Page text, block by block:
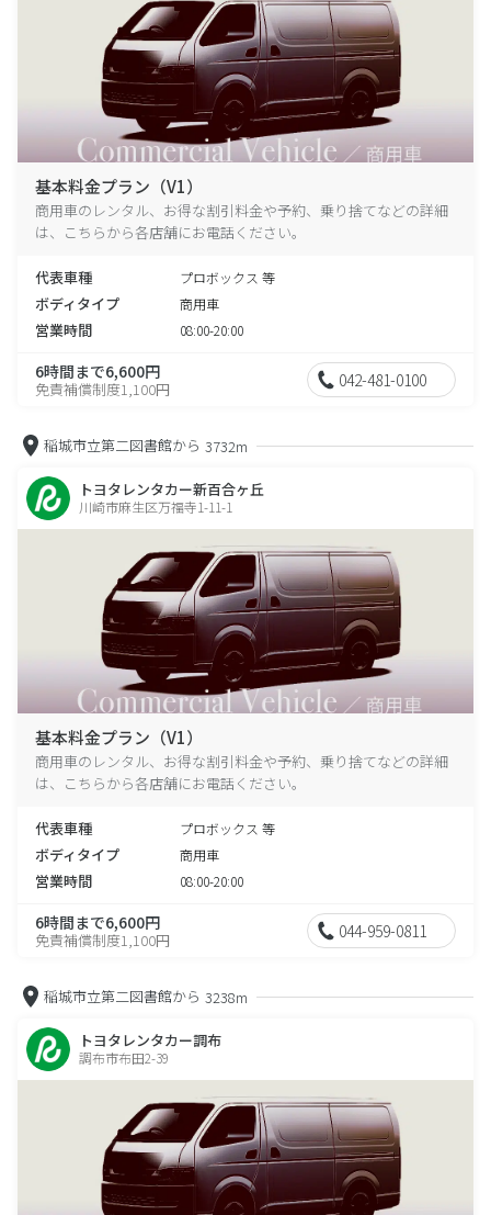
基本料金プラン（V1）
商用車のレンタル、お得な割引料金や予約、乗り捨てなどの詳細
は、こちらから各店舗にお電話ください。
代表車種 プロボックス 等
ボディタイプ 商用車
営業時間 08:00-20:00
6時間まで6,600円
免責補償制度1,100円 042-481-0100
稲城市立第二図書館から 3732m
トヨタレンタカー新百合ヶ丘
川崎市麻生区万福寺1-11-1
基本料金プラン（V1）
商用車のレンタル、お得な割引料金や予約、乗り捨てなどの詳細
は、こちらから各店舗にお電話ください。
代表車種 プロボックス 等
ボディタイプ 商用車
営業時間 08:00-20:00
6時間まで6,600円
免責補償制度1,100円 044-959-0811
稲城市立第二図書館から 3238m
トヨタレンタカー調布
調布市布田2-39